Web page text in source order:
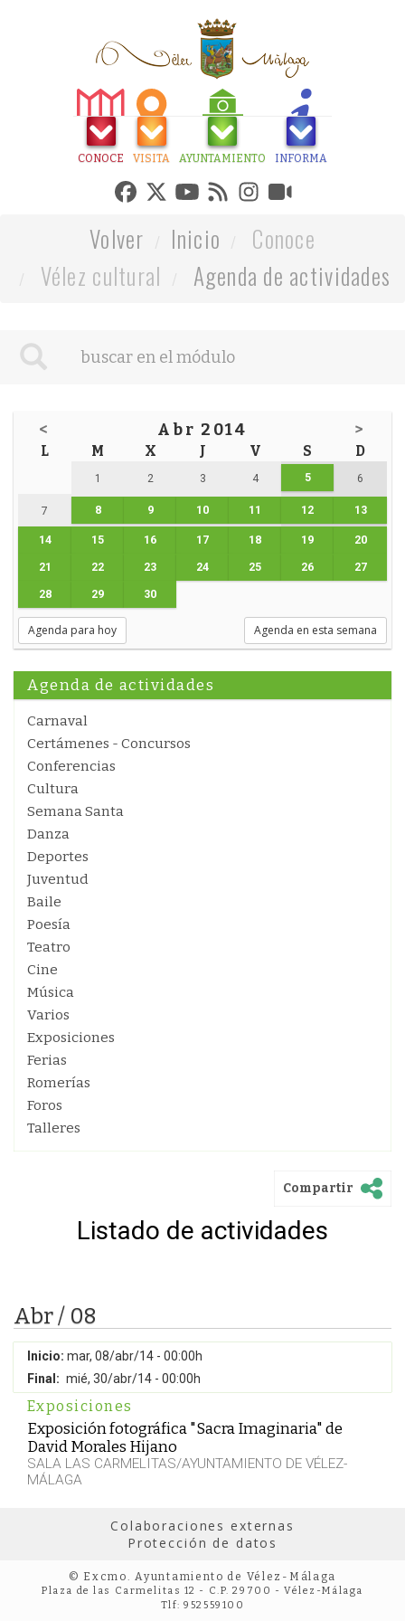
CONOCE VISITA AYUNTAMIENTO INFORMA
Volver Inicio
Conoce
Vélez cultural
Agenda de actividades
< Abr 2014 >
L M X J V S D
1 2 3 4 5 6
7 8 9 10 11 12 13
14 15 16 17 18 19 20
21 22 23 24 25 26 27
28 29 30
Agenda para hoy Agenda en esta semana
Agenda de actividades
Carnaval
Certámenes - Concursos
Conferencias
Cultura
Semana Santa
Danza
Deportes
Juventud
Baile
Poesía
Teatro
Cine
Música
Varios
Exposiciones
Ferias
Romerías
Foros
Talleres
Compartir
Listado de actividades
Abr / 08
Inicio: mar, 08/abr/14 - 00:00h
Final: mié, 30/abr/14 - 00:00h
Exposiciones
Exposición fotográfica "Sacra Imaginaria" de
David Morales Hijano
SALA LAS CARMELITAS/AYUNTAMIENTO DE VÉLEZ-
MÁLAGA
Colaboraciones externas
Protección de datos
© Excmo. Ayuntamiento de Vélez-Málaga
Plaza de las Carmelitas 12 - C.P. 29700 - Vélez-Málaga
Tlf: 952559100